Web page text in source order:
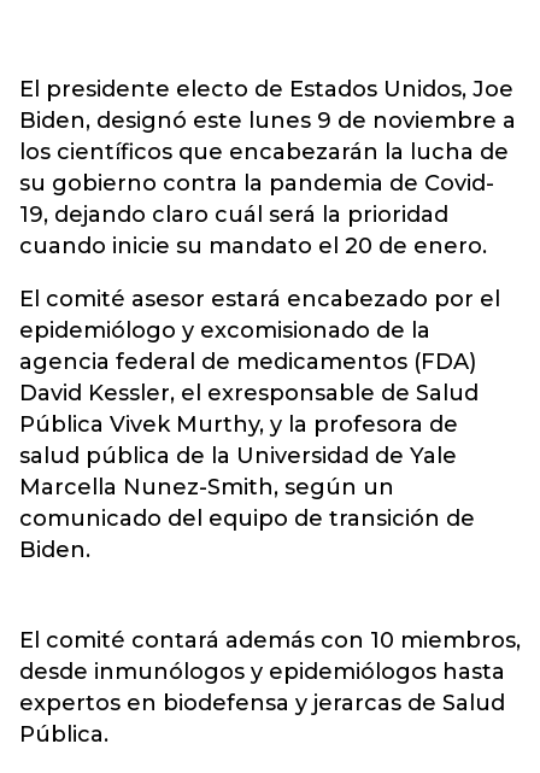
El presidente electo de Estados Unidos, Joe
Biden, designó este lunes 9 de noviembre a
los científicos que encabezarán la lucha de
su gobierno contra la pandemia de Covid-
19, dejando claro cuál será la prioridad
cuando inicie su mandato el 20 de enero.
El comité asesor estará encabezado por el
epidemiólogo y excomisionado de la
agencia federal de medicamentos (FDA)
David Kessler, el exresponsable de Salud
Pública Vivek Murthy, y la profesora de
salud pública de la Universidad de Yale
Marcella Nunez-Smith, según un
comunicado del equipo de transición de
Biden.
El comité contará además con 10 miembros,
desde inmunólogos y epidemiólogos hasta
expertos en biodefensa y jerarcas de Salud
Pública.